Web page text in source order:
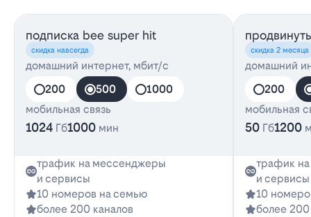
подписка bee super hit
скидка навсегда
домашний интернет, мбит/с
200
500
1000
мобильная связь
1024 Гб1000 мин
трафик на мессенджеры
и сервисы
10 номеров на семью
более 200 каналов
скидка 2 месяца
домашний
200
мобильная
50 Гб1200
трафик
и сервисы
10
более 200